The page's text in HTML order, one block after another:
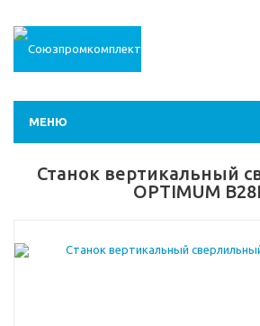
МЕНЮ
Станок вертикальный
OPTIMUM